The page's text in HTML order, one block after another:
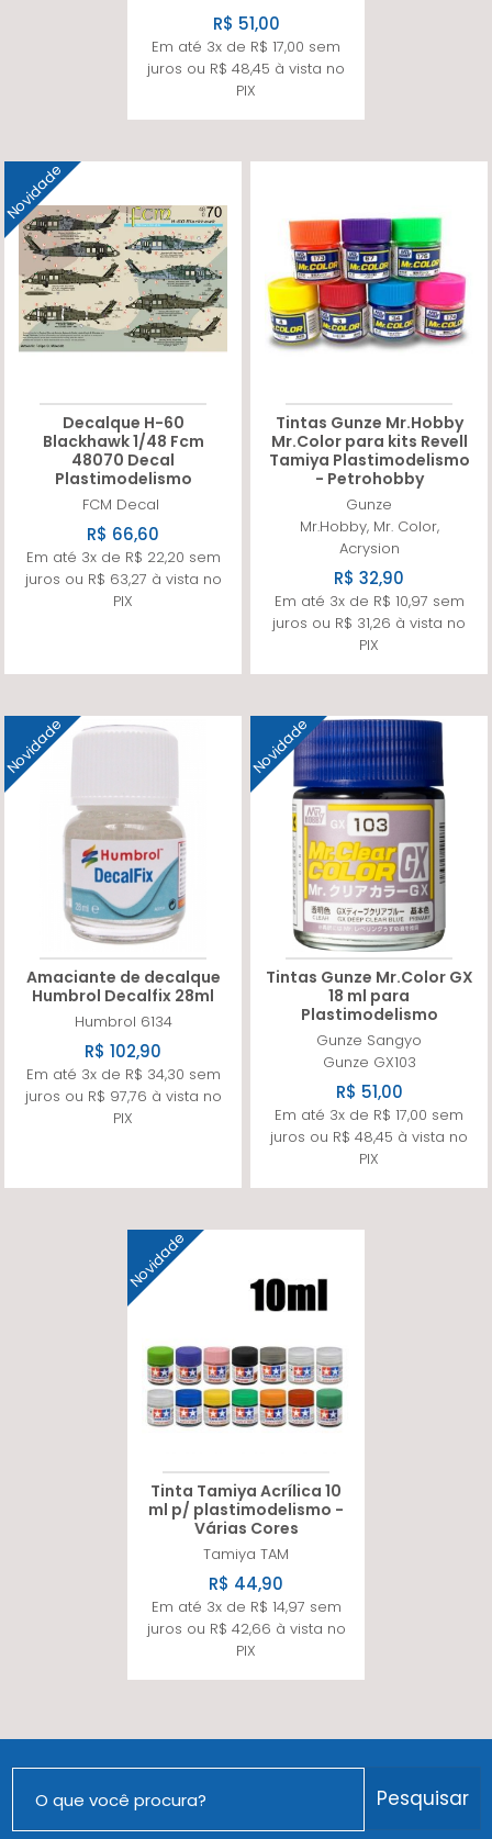
R$ 51,00
Em até 3x de R$ 17,00 sem
juros ou R$ 48,45 à vista no
PIX
Novidade
Decalque H-60
Blackhawk 1/48 Fcm
48070 Decal
Plastimodelismo
FCM Decal
R$ 66,60
Em até 3x de R$ 22,20 sem
juros ou R$ 63,27 à vista no
PIX
Tintas Gunze Mr.Hobby
Mr.Color para kits Revell
Tamiya Plastimodelismo
- Petrohobby
Gunze
Mr.Hobby, Mr. Color,
Acrysion
R$ 32,90
Em até 3x de R$ 10,97 sem
juros ou R$ 31,26 à vista no
PIX
Novidade
Amaciante de decalque
Humbrol Decalfix 28ml
Humbrol 6134
R$ 102,90
Em até 3x de R$ 34,30 sem
juros ou R$ 97,76 à vista no
PIX
Novidade
Tintas Gunze Mr.Color GX
18 ml para
Plastimodelismo
Gunze Sangyo
Gunze GX103
R$ 51,00
Em até 3x de R$ 17,00 sem
juros ou R$ 48,45 à vista no
PIX
Novidade
Tinta Tamiya Acrílica 10
ml p/ plastimodelismo -
Várias Cores
Tamiya TAM
R$ 44,90
Em até 3x de R$ 14,97 sem
juros ou R$ 42,66 à vista no
PIX
Pesquisar